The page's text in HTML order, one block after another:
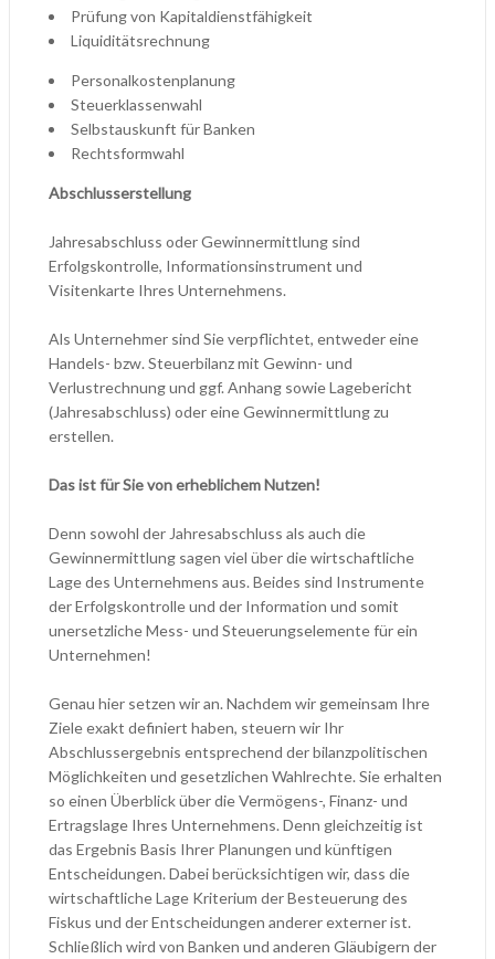
Prüfung von Kapitaldienstfähigkeit
Liquiditätsrechnung
Personalkostenplanung
Steuerklassenwahl
Selbstauskunft für Banken
Rechtsformwahl
Abschlusserstellung
Jahresabschluss oder Gewinnermittlung sind
Erfolgskontrolle, Informationsinstrument und
Visitenkarte Ihres Unternehmens.
Als Unternehmer sind Sie verpflichtet, entweder eine
Handels- bzw. Steuerbilanz mit Gewinn- und
Verlustrechnung und ggf. Anhang sowie Lagebericht
(Jahresabschluss) oder eine Gewinnermittlung zu
erstellen.
Das ist für Sie von erheblichem Nutzen!
Denn sowohl der Jahresabschluss als auch die
Gewinnermittlung sagen viel über die wirtschaftliche
Lage des Unternehmens aus. Beides sind Instrumente
der Erfolgskontrolle und der Information und somit
unersetzliche Mess- und Steuerungselemente für ein
Unternehmen!
Genau hier setzen wir an. Nachdem wir gemeinsam Ihre
Ziele exakt definiert haben, steuern wir Ihr
Abschlussergebnis entsprechend der bilanzpolitischen
Möglichkeiten und gesetzlichen Wahlrechte. Sie erhalten
so einen Überblick über die Vermögens-, Finanz- und
Ertragslage Ihres Unternehmens. Denn gleichzeitig ist
das Ergebnis Basis Ihrer Planungen und künftigen
Entscheidungen. Dabei berücksichtigen wir, dass die
wirtschaftliche Lage Kriterium der Besteuerung des
Fiskus und der Entscheidungen anderer externer ist.
Schließlich wird von Banken und anderen Gläubigern der